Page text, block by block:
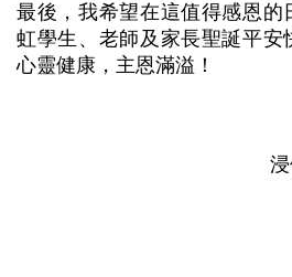
最後，我希望在這值得感恩的
虹學生、老師及家長聖誕平安
心靈健康，主恩滿溢！